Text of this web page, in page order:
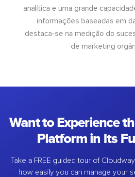
analítica e uma grande
informações baseadas em
destaca-se na medição do
de marketing
Want to Experience
Platform in Its
Take a FREE guided tour of
how easily you can manage your